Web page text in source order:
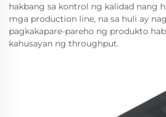
hakbang sa kontrol ng kalidad nang
mga production line, na sa huli ay
pagkakapare-pareho ng produkto
kahusayan ng throughput.